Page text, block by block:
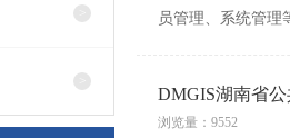
员管理、系统管
DMGIS湖南省
浏览量：9552